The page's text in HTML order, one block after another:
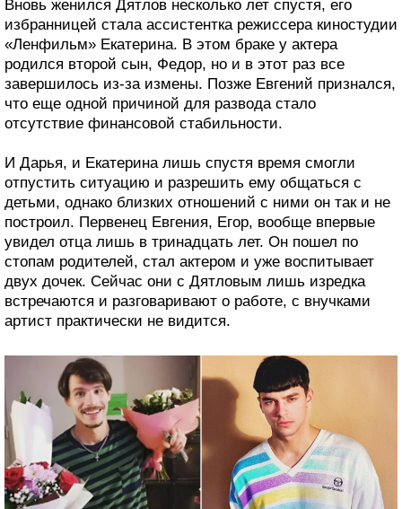
Вновь женился Дятлов несколько лет спустя, его
избранницей стала ассистентка режиссера киностудии
«Ленфильм» Екатерина. В этом браке у актера
родился второй сын, Федор, но и в этот раз все
завершилось из-за измены. Позже Евгений признался,
что еще одной причиной для развода стало
отсутствие финансовой стабильности.
И Дарья, и Екатерина лишь спустя время смогли
отпустить ситуацию и разрешить ему общаться с
детьми, однако близких отношений с ними он так и не
построил. Первенец Евгения, Егор, вообще впервые
увидел отца лишь в тринадцать лет. Он пошел по
стопам родителей, стал актером и уже воспитывает
двух дочек. Сейчас они с Дятловым лишь изредка
встречаются и разговаривают о работе, с внучками
артист практически не видится.